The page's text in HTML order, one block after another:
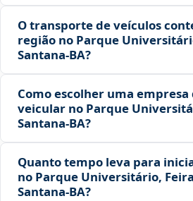
O transporte de veículos
região no Parque
Santana‑BA?
Como escolher uma
veicular no Parque
Santana‑BA?
Quanto tempo leva para
no Parque Universitário,
Santana‑BA?